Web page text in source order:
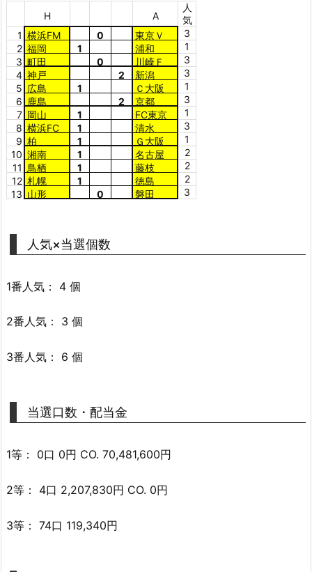
H A
人
気
1 横浜FM 0 東京Ｖ
3
2 福岡 1 浦和
1
3 町田 0 川崎Ｆ
3
4 神戸 2 新潟
3
5 広島 1 Ｃ大阪
1
6 鹿島 2 京都
3
7 岡山 1 FC東京
1
8 横浜FC 1 清水
3
9 柏 1 Ｇ大阪
1
10 湘南 1 名古屋
2
11 鳥栖 1 藤枝
2
12 札幌 1 徳島
2
13 山形 0 磐田 3
人気×当選個数
1番人気： 4 個
2番人気： 3 個
3番人気： 6 個
当選口数・配当金
1等： 0口 0円 CO. 70,481,600円
2等： 4口 2,207,830円 CO. 0円
3等： 74口 119,340円